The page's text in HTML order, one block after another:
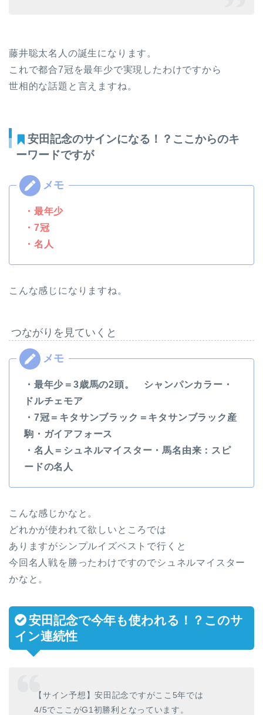
藤井聡太名人の誕生になります。
これで都合7冠を最年少で実現したわけですから
世相的な話題と言えますね。
安田記念のサインになる！？ここからのキ
ーワードですが
・最年少
・7冠
・名人
こんな感じになりますね。
つながりを見ていくと
・最年少＝3歳馬の2頭。 シャンパンカラー・
ドルチェモア
・7冠＝キタサンブラック＝キタサンブラック産
駒・ガイアフォース
・名人＝シュネルマイスター・馬名由来：スピ
ードの名人
こんな感じかなと。
どれかが使われて欲しいところでは
ありますがシンプルイズベストで行くと
今回名人戦を勝ったわけですのでシュネルマイスター
かなと。
安田記念で今年も使われる！？このサ
イン連続性
【サイン予想】安田記念ですがここ5年では
4/5でここがG1初勝利となっています。